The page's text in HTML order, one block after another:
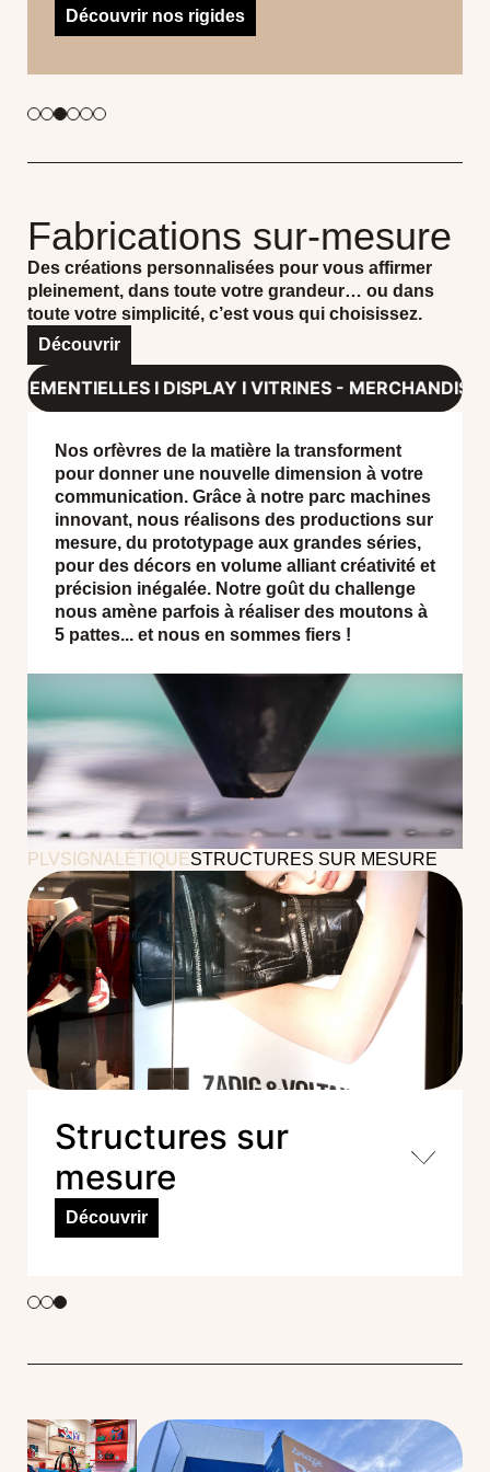
Découvrir nos rigides
Fabrications sur-mesure
Des créations personnalisées pour vous affirmer
pleinement, dans toute votre grandeur… ou dans
toute votre simplicité, c’est vous qui choisissez.
Découvrir
I VITRINES - MERCHANDISING LUXE &
Nos orfèvres de la matière la transforment
pour donner une nouvelle dimension à votre
communication. Grâce à notre parc machines
innovant, nous réalisons des productions sur
mesure, du prototypage aux grandes séries,
pour des décors en volume alliant créativité et
précision inégalée. Notre goût du challenge
nous amène parfois à réaliser des moutons à
5 pattes... et nous en sommes fiers !
PLVSIGNALÉTIQUESTRUCTURES SUR MESURE
Structures sur
mesure
Découvrir